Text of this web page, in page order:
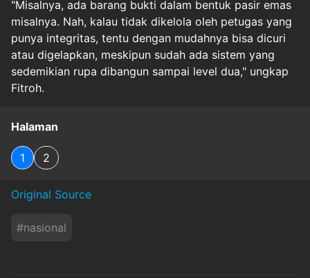
"Misalnya, ada barang bukti dalam bentuk pasir emas
misalnya. Nah, kalau tidak dikelola oleh petugas yang
punya integritas, tentu dengan mudahnya bisa dicuri
atau digelapkan, meskipun sudah ada sistem yang
sedemikian rupa dibangun sampai level dua," ungkap
Fitroh.
Halaman
1 2
Original Source
#nasional